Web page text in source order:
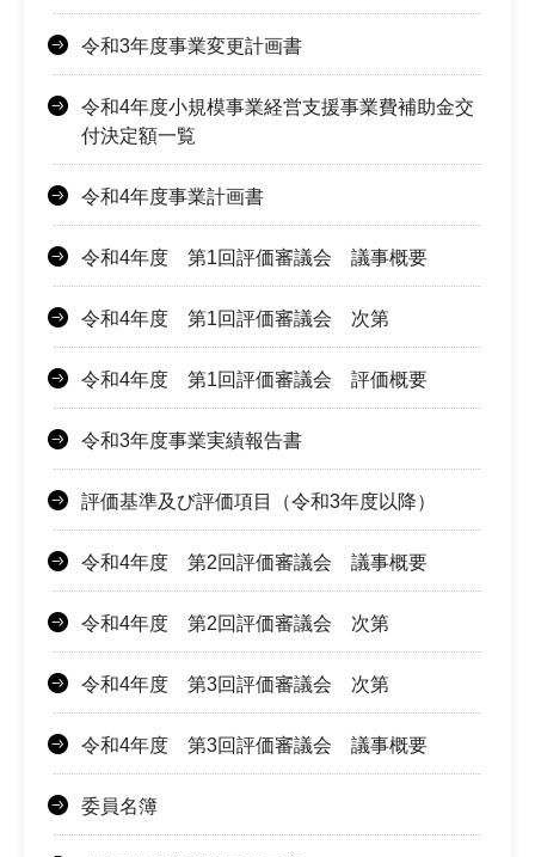
令和3年度事業変更計画書
令和4年度小規模事業経営支援事業費補助金交
付決定額一覧
令和4年度事業計画書
令和4年度 第1回評価審議会 議事概要
令和4年度 第1回評価審議会 次第
令和4年度 第1回評価審議会 評価概要
令和3年度事業実績報告書
評価基準及び評価項目（令和3年度以降）
令和4年度 第2回評価審議会 議事概要
令和4年度 第2回評価審議会 次第
令和4年度 第3回評価審議会 次第
令和4年度 第3回評価審議会 議事概要
委員名簿